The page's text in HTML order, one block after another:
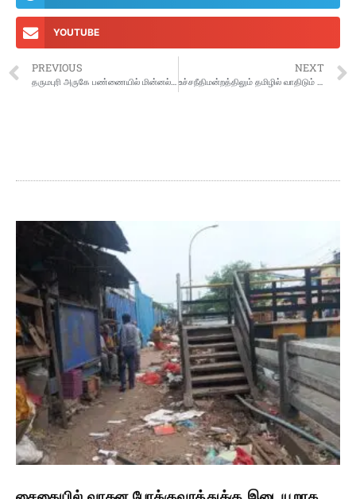
YOUTUBE
PREVIOUS
தருமபுரி அருகே பண்ணையில் மின்னல் தாக்கி 5,000 கோழிகள் தீயில் கருகி இறப்பு
NEXT
உச்சநீதிமன்றத்திலும் தமிழில் வாதிடும் நிலை வரும்: மத்திய அமைச்சர் கிரண் ரிஜ்ஜு பேச்சு